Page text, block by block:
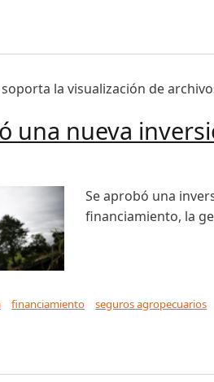
la visualización de
una nueva
Se aprobó una
financiamiento, la
financiamiento seguros agropecuarios